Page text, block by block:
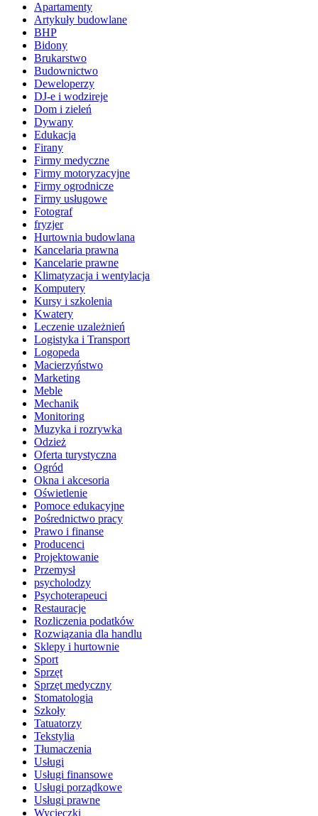
Apartamenty
Artykuły budowlane
BHP
Bidony
Brukarstwo
Budownictwo
Deweloperzy
DJ-e i wodzireje
Dom i zieleń
Dywany
Edukacja
Firany
Firmy medyczne
Firmy motoryzacyjne
Firmy ogrodnicze
Firmy usługowe
Fotograf
fryzjer
Hurtownia budowlana
Kancelaria prawna
Kancelarie prawne
Klimatyzacja i wentylacja
Komputery
Kursy i szkolenia
Kwatery
Leczenie uzależnień
Logistyka i Transport
Logopeda
Macierzyństwo
Marketing
Meble
Mechanik
Monitoring
Muzyka i rozrywka
Odzież
Oferta turystyczna
Ogród
Okna i akcesoria
Oświetlenie
Pomoce edukacyjne
Pośrednictwo pracy
Prawo i finanse
Producenci
Projektowanie
Przemysł
psycholodzy
Psychoterapeuci
Restauracje
Rozliczenia podatków
Rozwiązania dla handlu
Sklepy i hurtownie
Sport
Sprzęt
Sprzęt medyczny
Stomatologia
Szkoły
Tatuatorzy
Tekstylia
Tłumaczenia
Usługi
Usługi finansowe
Usługi porządkowe
Usługi prawne
Wycieczki